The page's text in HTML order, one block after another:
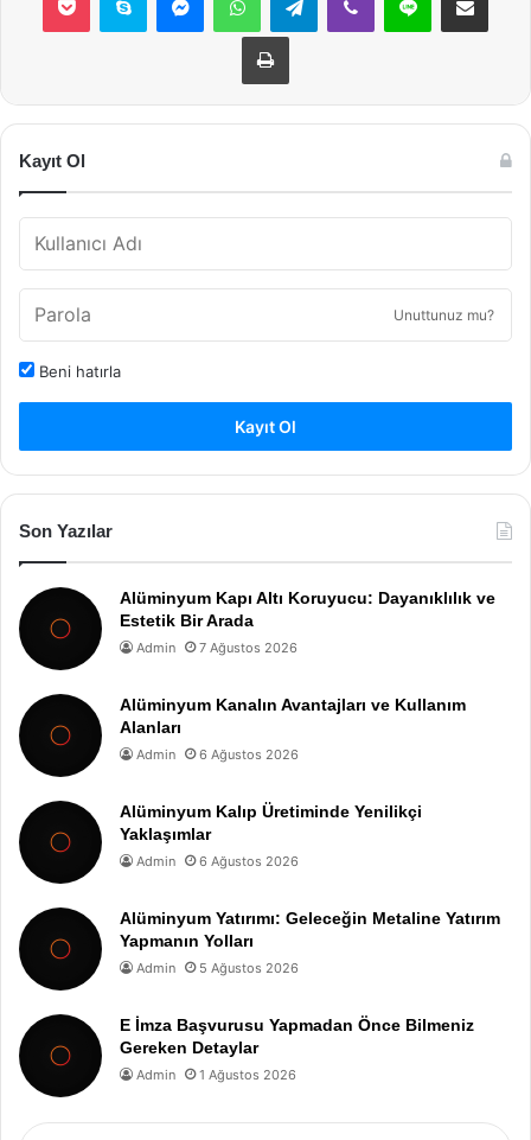
Yazdır
Kayıt Ol
Unuttunuz mu?
Beni hatırla
Kayıt Ol
Son Yazılar
Alüminyum Kapı Altı Koruyucu: Dayanıklılık ve
Estetik Bir Arada
Admin 7 Ağustos 2026
Alüminyum Kanalın Avantajları ve Kullanım
Alanları
Admin 6 Ağustos 2026
Alüminyum Kalıp Üretiminde Yenilikçi
Yaklaşımlar
Admin 6 Ağustos 2026
Alüminyum Yatırımı: Geleceğin Metaline Yatırım
Yapmanın Yolları
Admin 5 Ağustos 2026
E İmza Başvurusu Yapmadan Önce Bilmeniz
Gereken Detaylar
Admin 1 Ağustos 2026